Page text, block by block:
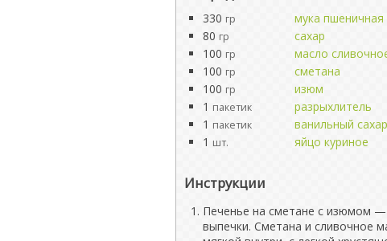
330 гр
мука пшеничная
80 гр
сахар
100 гр
масло
100 гр
сметана
100 гр
изюм
1 пакетик
разрыхлитель
1 пакетик
ванильный сахар
1 шт. яйцо куриное
Инструкции
Печенье на сметане с изюмом
выпечки. Сметана и сливочное